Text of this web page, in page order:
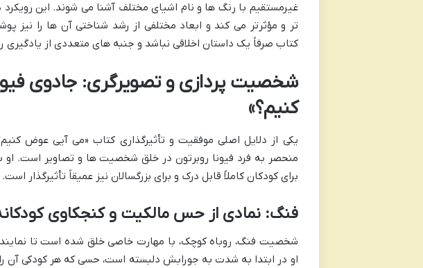
غیرمستقیم با رنگ ها و نام اشیای مختلف آشنا می شوند. این رویکرد
تر و مؤثرتر می کند و ابعاد مختلفی از رشد شناختی آن ها را
کتاب صرفاً یک داستان اخلاقی نباشد و جنبه های متعددی از یادگیری
شخصیت پردازی و تصویرگری: جادوی
کنیم؟»
یکی از دلایل اصلی موفقیت و تأثیرگذاری کتاب «می آیی عوض
منحصر به فرد فیونا روبرتون در خلق شخصیت ها و تصاویر است. او
برای کودکان کاملاً قابل درک و برای بزرگسالان نیز عمیقاً تأثیرگذار است.
فنگ: نمادی از حس مالکیت و کنجکاوی
شخصیت فنگ، روباه کوچک، با مهارت خاصی خلق شده است تا
او در ابتدا به شدت به جورابش دلبسته است، حسی که هر کودکی آن